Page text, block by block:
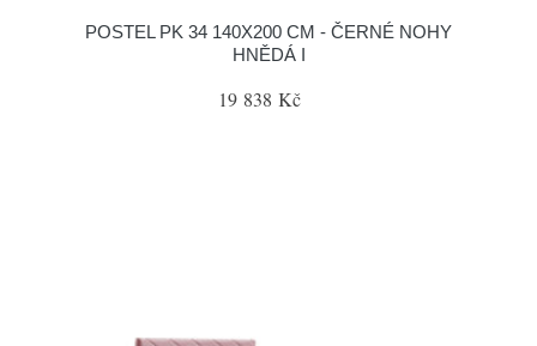
POSTEL PK 34 140X200 CM - ČERNÉ NOHY
HNĚDÁ I
19 838 Kč